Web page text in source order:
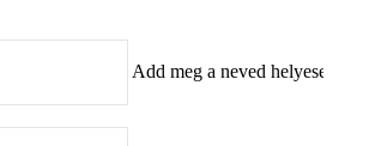
Add meg a neved helyesen